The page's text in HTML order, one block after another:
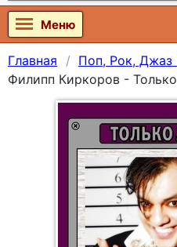
Меню
Главная Поп, Рок, Джаз
Филипп Киркоров -